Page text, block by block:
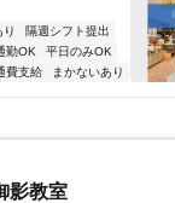
隔週シフト提出
勤OK
平日のみOK
費支給 まかないあり
影教室